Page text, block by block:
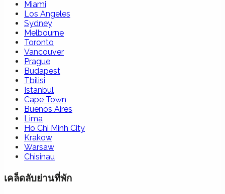
Miami
Los Angeles
Sydney
Melbourne
Toronto
Vancouver
Prague
Budapest
Tbilisi
Istanbul
Cape Town
Buenos Aires
Lima
Ho Chi Minh City
Krakow
Warsaw
Chisinau
เคล็ดลับย่านที่พัก